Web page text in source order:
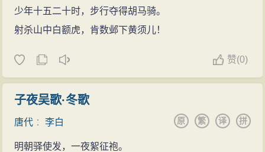
少年十五二十时，步行夺得胡马骑。
射杀山中白额虎，肯数邺下黄须儿！
赞(0)
子夜吴歌·冬歌
唐代 ：李白 拼
译
繁
原
明朝驿使发，一夜絮征袍。